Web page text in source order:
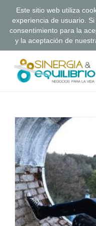
contenido
Este sitio web utiliza
experiencia de usuario.
consentimiento para la
y la aceptación de